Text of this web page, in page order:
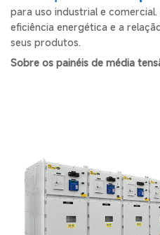
para uso industrial e
eficiência energética e a
seus produtos.
Sobre os painéis de média